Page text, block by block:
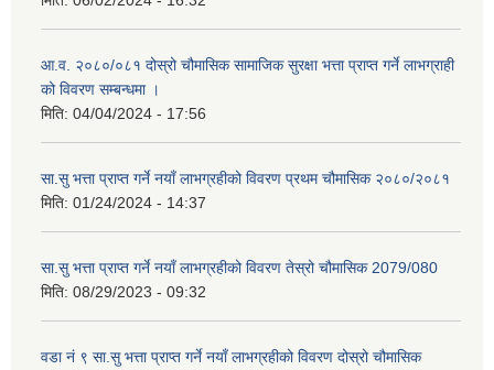
आ.व. २०८०/०८१ दोस्रो चौमासिक सामाजिक सुरक्षा भत्ता प्राप्त गर्ने लाभग्राही
को विवरण सम्बन्धमा ।
मिति: 04/04/2024 - 17:56
सा.सु भत्ता प्राप्त गर्ने नयाँ लाभग्रहीको विवरण प्रथम चौमासिक २०८०/२०८१
मिति: 01/24/2024 - 14:37
सा.सु भत्ता प्राप्त गर्ने नयाँ लाभग्रहीको विवरण तेस्रो चौमासिक 2079/080
मिति: 08/29/2023 - 09:32
वडा नं ९ सा.सु भत्ता प्राप्त गर्ने नयाँ लाभग्रहीको विवरण दोस्रो चौमासिक